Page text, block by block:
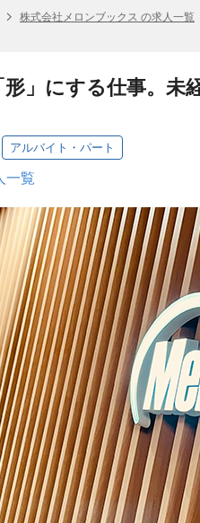
株式会社メロンブックス の求人一覧
」にする仕事。
アルバイト・パート
一覧